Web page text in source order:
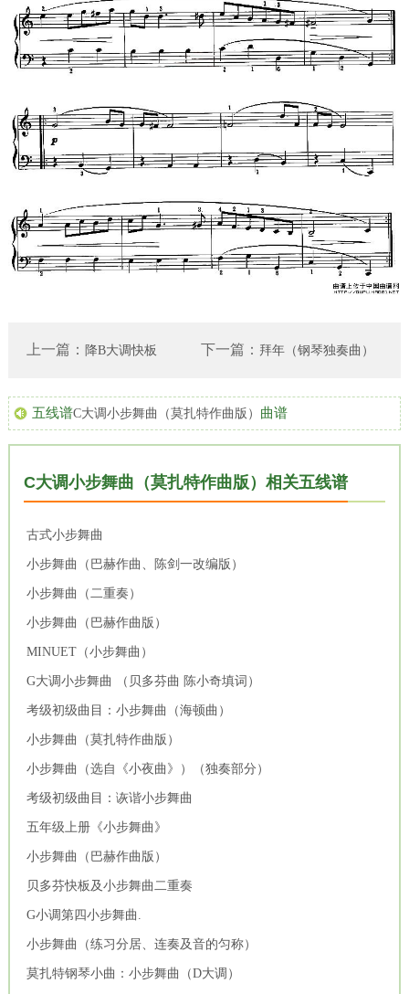
上一篇： 降B大调快板 下一篇： 拜年（钢琴独奏曲）
五线谱C大调小步舞曲（莫扎特作曲版） 曲谱
C大调小步舞曲（莫扎特作曲版）相关五线谱
古式小步舞曲
小步舞曲（巴赫作曲、陈剑一改编版）
小步舞曲（二重奏）
小步舞曲（巴赫作曲版）
MINUET（小步舞曲）
G大调小步舞曲 （贝多芬曲 陈小奇填词）
考级初级曲目：小步舞曲（海顿曲）
小步舞曲（莫扎特作曲版）
小步舞曲（选自《小夜曲》）（独奏部分）
考级初级曲目：诙谐小步舞曲
五年级上册《小步舞曲》
小步舞曲（巴赫作曲版）
贝多芬快板及小步舞曲二重奏
G小调第四小步舞曲.
小步舞曲（练习分居、连奏及音的匀称）
莫扎特钢琴小曲：小步舞曲（D大调）